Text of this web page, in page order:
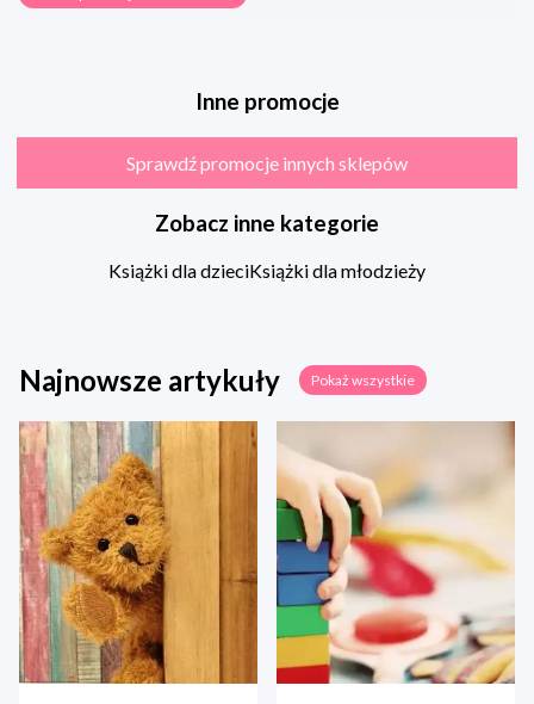
Inne promocje
Sprawdź promocje innych sklepów
Zobacz inne kategorie
Książki dla dzieciKsiążki dla młodzieży
Najnowsze artykuły Pokaż wszystkie